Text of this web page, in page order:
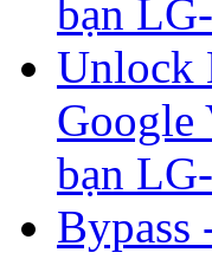
bạn
Unlock
Google
bạn
Bypass